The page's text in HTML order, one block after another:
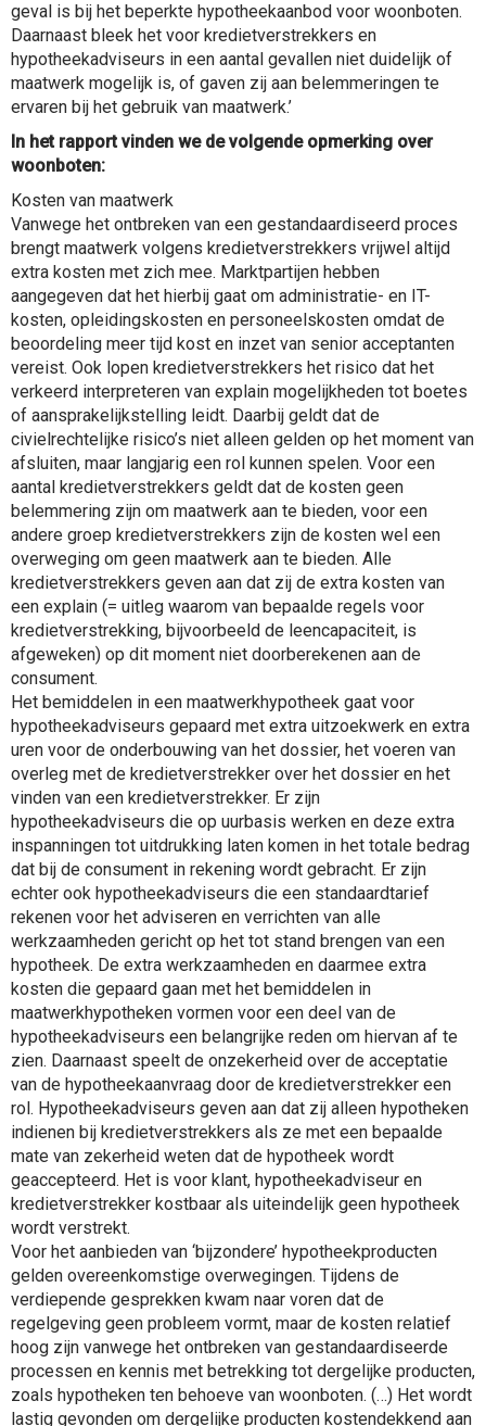
geval is bij het beperkte hypotheekaanbod voor woonboten.
Daarnaast bleek het voor kredietverstrekkers en
hypotheekadviseurs in een aantal gevallen niet duidelijk of
maatwerk mogelijk is, of gaven zij aan belemmeringen te
ervaren bij het gebruik van maatwerk.’
In het rapport vinden we de volgende opmerking over
woonboten:
Kosten van maatwerk
Vanwege het ontbreken van een gestandaardiseerd proces
brengt maatwerk volgens kredietverstrekkers vrijwel altijd
extra kosten met zich mee. Marktpartijen hebben
aangegeven dat het hierbij gaat om administratie- en IT-
kosten, opleidingskosten en personeelskosten omdat de
beoordeling meer tijd kost en inzet van senior acceptanten
vereist. Ook lopen kredietverstrekkers het risico dat het
verkeerd interpreteren van explain mogelijkheden tot boetes
of aansprakelijkstelling leidt. Daarbij geldt dat de
civielrechtelijke risico’s niet alleen gelden op het moment van
afsluiten, maar langjarig een rol kunnen spelen. Voor een
aantal kredietverstrekkers geldt dat de kosten geen
belemmering zijn om maatwerk aan te bieden, voor een
andere groep kredietverstrekkers zijn de kosten wel een
overweging om geen maatwerk aan te bieden. Alle
kredietverstrekkers geven aan dat zij de extra kosten van
een explain (= uitleg waarom van bepaalde regels voor
kredietverstrekking, bijvoorbeeld de leencapaciteit, is
afgeweken) op dit moment niet doorberekenen aan de
consument.
Het bemiddelen in een maatwerkhypotheek gaat voor
hypotheekadviseurs gepaard met extra uitzoekwerk en extra
uren voor de onderbouwing van het dossier, het voeren van
overleg met de kredietverstrekker over het dossier en het
vinden van een kredietverstrekker. Er zijn
hypotheekadviseurs die op uurbasis werken en deze extra
inspanningen tot uitdrukking laten komen in het totale bedrag
dat bij de consument in rekening wordt gebracht. Er zijn
echter ook hypotheekadviseurs die een standaardtarief
rekenen voor het adviseren en verrichten van alle
werkzaamheden gericht op het tot stand brengen van een
hypotheek. De extra werkzaamheden en daarmee extra
kosten die gepaard gaan met het bemiddelen in
maatwerkhypotheken vormen voor een deel van de
hypotheekadviseurs een belangrijke reden om hiervan af te
zien. Daarnaast speelt de onzekerheid over de acceptatie
van de hypotheekaanvraag door de kredietverstrekker een
rol. Hypotheekadviseurs geven aan dat zij alleen hypotheken
indienen bij kredietverstrekkers als ze met een bepaalde
mate van zekerheid weten dat de hypotheek wordt
geaccepteerd. Het is voor klant, hypotheekadviseur en
kredietverstrekker kostbaar als uiteindelijk geen hypotheek
wordt verstrekt.
Voor het aanbieden van ‘bijzondere’ hypotheekproducten
gelden overeenkomstige overwegingen. Tijdens de
verdiepende gesprekken kwam naar voren dat de
regelgeving geen probleem vormt, maar de kosten relatief
hoog zijn vanwege het ontbreken van gestandaardiseerde
processen en kennis met betrekking tot dergelijke producten,
zoals hypotheken ten behoeve van woonboten. (…) Het wordt
lastig gevonden om dergelijke producten kostendekkend aan